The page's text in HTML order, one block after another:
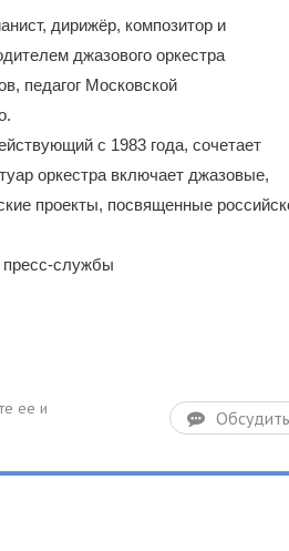
дирижёр, композитор и
джазового оркестра
педагог Московской
с 1983 года, сочетает
оркестра включает джазовые,
проекты, посвященные
службы
Обсудить